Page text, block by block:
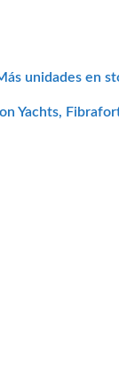
unidades en
Yachts,